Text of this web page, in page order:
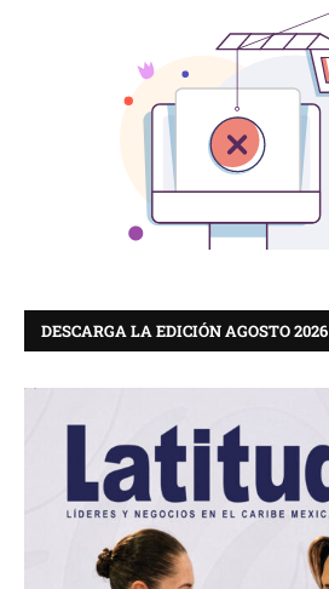
DESCARGA LA EDICIÓN AGOSTO 2026